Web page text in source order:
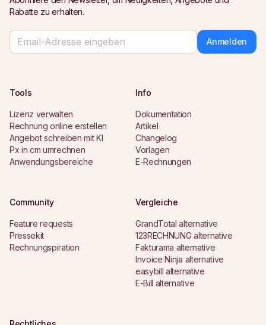
Rabatte zu erhalten.
Anmelden
Tools
Lizenz verwalten
Rechnung online erstellen
Angebot schreiben mit KI
Px in cm umrechnen
Anwendungsbereiche
Info
Dokumentation
Artikel
Changelog
Vorlagen
E-Rechnungen
Community
Feature requests
Pressekit
Rechnungspiration
Vergleiche
GrandTotal alternative
123RECHNUNG alternative
Fakturama alternative
Invoice Ninja alternative
easybill alternative
E-Bill alternative